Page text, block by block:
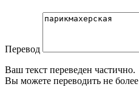
Перевод
Ваш текст переведен частично.
Вы можете переводить не более